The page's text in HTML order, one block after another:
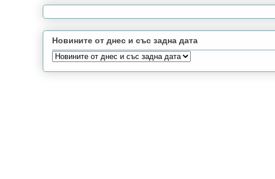
Новините от днес и със задна дата